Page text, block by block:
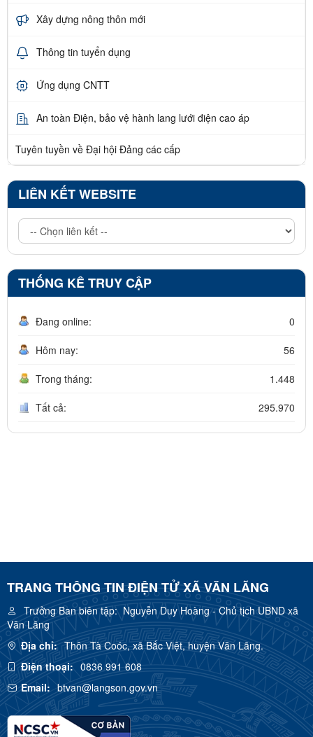
Xây dựng nông thôn mới
Thông tin tuyển dụng
Ứng dụng CNTT
An toàn Điện, bảo vệ hành lang lưới điện cao áp
Tuyên tuyền về Đại hội Đảng các cấp
LIÊN KẾT WEBSITE
THỐNG KÊ TRUY CẬP
Đang online: 0
Hôm nay: 56
Trong tháng: 1.448
Tất cả: 295.970
TRANG THÔNG TIN ĐIỆN TỬ XÃ VĂN LÃNG
Trưởng Ban biên tập:Nguyễn Duy Hoàng - Chủ tịch UBND xã
Văn Lãng
Địa chỉ: Thôn Tà Coóc, xã Bắc Việt, huyện Văn Lãng.
Điện thoại: 0836 991 608
Email: btvan@langson.gov.vn